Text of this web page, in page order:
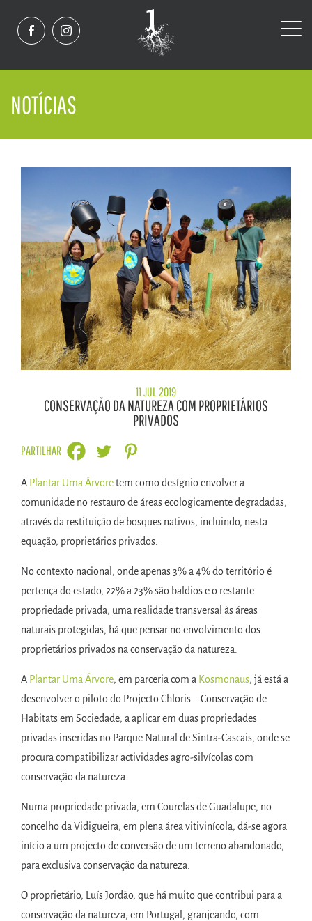
NOTÍCIAS
11 JUL 2019
CONSERVAÇÃO DA NATUREZA COM PROPRIETÁRIOS
PRIVADOS
PARTILHAR
A Plantar Uma Árvoretem como desígnio envolver a
comunidade no restauro de áreas ecologicamente degradadas,
através da restituição de bosques nativos, incluindo, nesta
equação, proprietários privados.
No contexto nacional, onde apenas 3% a 4% do território é
pertença do estado, 22% a 23% são baldios e o restante
propriedade privada, uma realidade transversal às áreas
naturais protegidas, há que pensar no envolvimento dos
proprietários privados na conservação da natureza.
A Plantar Uma Árvore, em parceria com a Kosmonaus, já está a
desenvolver o piloto do Projecto Chloris – Conservação de
Habitats em Sociedade, a aplicar em duas propriedades
privadas inseridas no Parque Natural de Sintra-Cascais, onde se
procura compatibilizar actividades agro-silvícolas com
conservação da natureza.
Numa propriedade privada, em Courelas de Guadalupe, no
concelho da Vidigueira, em plena área vitivinícola, dá-se agora
início a um projecto de conversão de um terreno abandonado,
para exclusiva conservação da natureza.
O proprietário, Luís Jordão, que há muito que contribui para a
conservação da natureza, em Portugal, granjeando, com